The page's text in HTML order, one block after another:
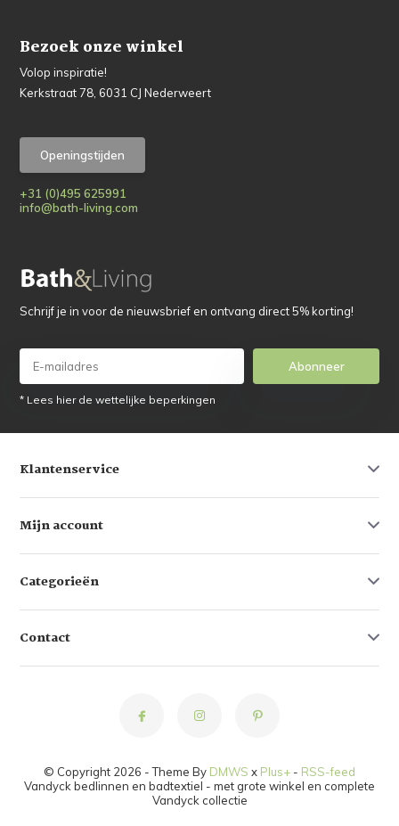
Bezoek onze winkel
Volop inspiratie!
Kerkstraat 78, 6031 CJ Nederweert
Openingstijden
+31 (0)495 625991
info@bath-living.com
Schrijf je in voor de nieuwsbrief en ontvang direct 5% korting!
Abonneer
* Lees hier de wettelijke beperkingen
Klantenservice
Mijn account
Categorieën
Contact
© Copyright 2026 - Theme By DMWS x Plus+ - RSS-feed
Vandyck bedlinnen en badtextiel - met grote winkel en complete
Vandyck collectie